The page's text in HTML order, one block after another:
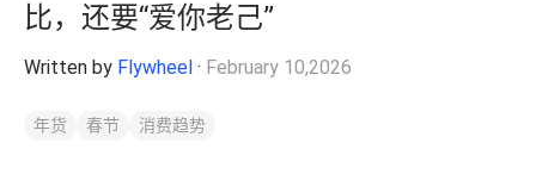
比，还要“爱你老己”
Written by Flywheel · February 10,2026
年货 春节 消费趋势